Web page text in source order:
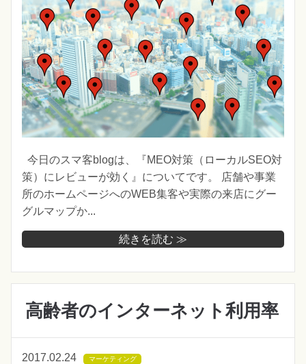
今日のスマ客blogは、『MEO対策（ローカルSEO対
策）にレビューが効く』についてです。 店舗や事業
所のホームページへのWEB集客や実際の来店にグー
グルマップか...
続きを読む ≫
高齢者のインターネット利用率
2017.02.24 マーケティング